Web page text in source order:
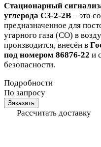
Стационарный
углерода СЗ-2-2В – это
предназначенное для
угарного газа (СО) в
производится, внесён в
под номером 86876-22 и
безопасности.
Подробности
По запросу
Заказать
Рассчитать доставку